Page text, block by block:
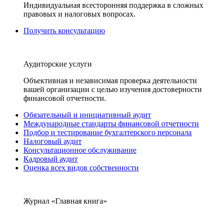
Индивидуальная всесторонняя поддержка в сложных
правовых и налоговых вопросах.
Получить консультацию
Аудиторские услуги
Объективная и независимая проверка деятельности
вашей организации с целью изучения достоверности
финансовой отчетности.
Обязательный и инициативный аудит
Международные стандарты финансовой отчетности
Подбор и тестирование бухгалтерского персонала
Налоговый аудит
Консультационное обслуживание
Кадровый аудит
Оценка всех видов собственности
Журнал «Главная книга»